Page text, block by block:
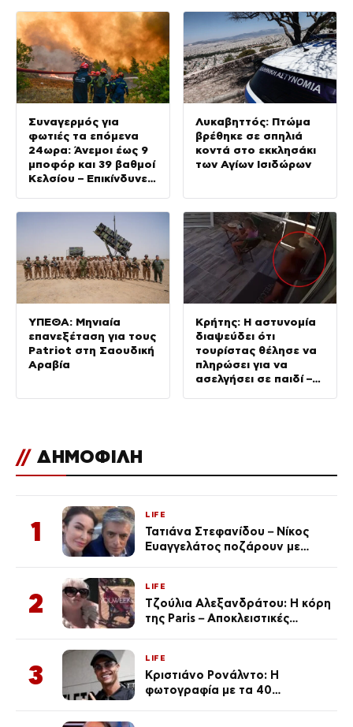
ξυλοδαρμούς
επιχειρηματιών
Συναγερμός για
φωτιές τα επόμενα
24ωρα: Άνεμοι έως 9
μποφόρ και 39 βαθμοί
Κελσίου – Επικίνδυνες
Λυκαβηττός: Πτώμα
βρέθηκε σε σπηλιά
κοντά στο εκκλησάκι
των Αγίων Ισιδώρων
ΥΠΕΘΑ: Μηνιαία
επανεξέταση για τους
Patriot στη Σαουδική
Αραβία
Κρήτης: Η αστυνομία
διαψεύδει ότι
τουρίστας θέλησε να
πληρώσει για να
ασελγήσει σε παιδί –
// ΔΗΜΟΦΙΛΗ
1
LIFE
Τατιάνα Στεφανίδου – Νίκος
Ευαγγελάτος ποζάρουν με
2
LIFE
Τζούλια Αλεξανδράτου: Η κόρη
της Paris – Αποκλειστικές
3
LIFE
Κριστιάνο Ρονάλντο: Η
φωτογραφία με τα 40